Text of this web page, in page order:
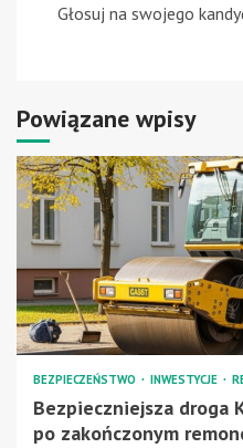
Głosuj na swojego
Powiązane wpisy
BEZPIECZEŃSTWO INWESTYCJE
Bezpieczniejsza droga
po zakończonym